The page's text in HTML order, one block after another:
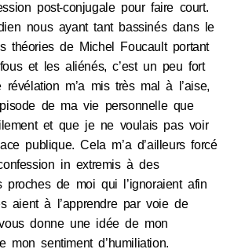
post-conjugale pour faire court.
nous ayant tant bassinés dans le
théories de Michel Foucault portant
et les aliénés, c’est un peu fort
révélation m’a mis très mal à l’aise,
de ma vie personnelle que
et que je ne voulais pas voir
publique. Cela m’a d’ailleurs forcé
in extremis à des
proches de moi qui l’ignoraient afin
aient à l’apprendre par voie de
donne une idée de mon
mon sentiment d’humiliation.